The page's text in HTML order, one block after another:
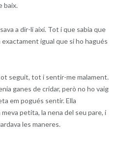
baix.
a dir-li així. Tot i que sabia que
igual que si ho hagués
seguit, tot i sentir-me malament.
ganes de cridar, però no ho vaig
em pogués sentir. Ella
petita, la nena del seu pare, i
les maneres.